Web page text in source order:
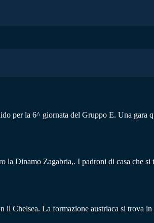
per la 6^ giornata del Gruppo E. Una gara
la Dinamo Zagabria,. I padroni di casa che si
il Chelsea. La formazione austriaca si trova